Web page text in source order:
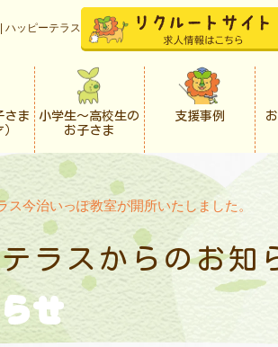
ハッピーテラス
さま
小学生〜高校生の
お子さま
支援事例
ス今治いっぽ教室が開所いたしました。
ラスからのお知
せ